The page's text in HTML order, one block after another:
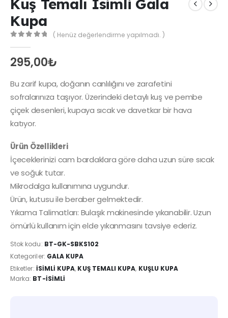
Kuş Temalı İsimli Gala
Kupa
( Henüz değerlendirme yapılmadı. )
295,00₺
Bu zarif kupa, doğanın canlılığını ve zarafetini
sofralarınıza taşıyor. Üzerindeki detaylı kuş ve pembe
çiçek desenleri, kupaya sıcak ve davetkar bir hava
katıyor.
Ürün Özellikleri
İçeceklerinizi cam bardaklara göre daha uzun süre sıcak
ve soğuk tutar.
Mikrodalga kullanımına uygundur.
Ürün, kutusu ile beraber gelmektedir.
Yıkama Talimatları: Bulaşık makinesinde yıkanabilir. Uzun
ömürlü kullanım için elde yıkanmasını tavsiye ederiz.
Stok kodu: BT-GK-SBKS102
Kategoriler: GALA KUPA
Etiketler: ISIMLI KUPA, KUŞ TEMALI KUPA, KUŞLU KUPA
Marka: BT-İSIMLI